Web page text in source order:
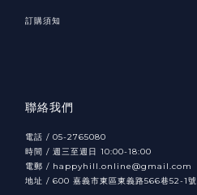
訂購須知
聯絡我們
電話 / 05-2765080
時間 / 週三至週日 10:00-18:00
電郵 / happyhill.online@gmail.com
地址 / 600 嘉義市東區東義路566巷52-1號